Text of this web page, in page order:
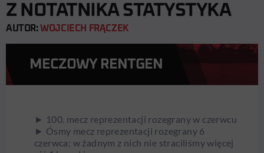
Z NOTATNIKA STATYSTYKA
AUTOR:WOJCIECH FRĄCZEK
MECZOWY RENTGEN
► 100. mecz reprezentacji rozegrany w czerwcu
► Ósmy mecz reprezentacji rozegrany 6
czerwca; w żadnym z nich nie straciliśmy więcej